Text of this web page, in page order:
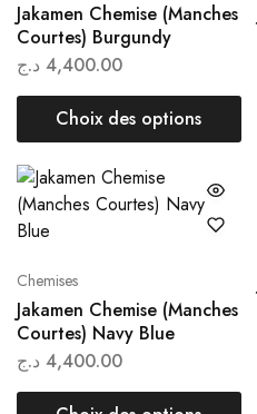
Jakamen Chemise (Manches
Courtes) Burgundy
4,400.00 د.ج
Choix des options
Chemises
Jakamen Chemise (Manches
Courtes) Navy Blue
4,400.00 د.ج